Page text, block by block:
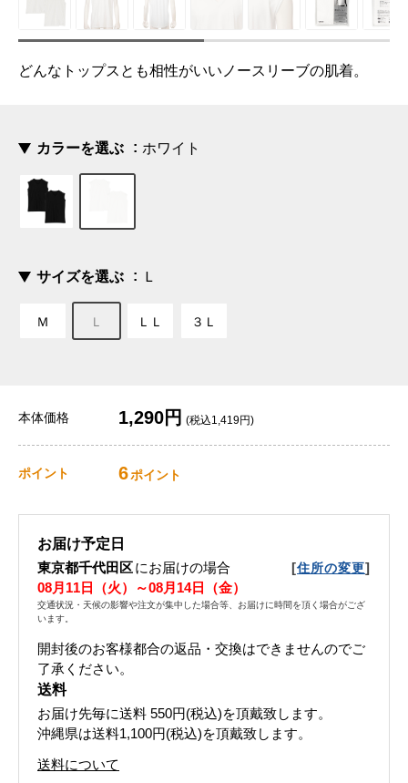
どんなトップスとも相性がいいノースリーブの肌着。
カラーを選ぶ ホワイト
サイズを選ぶ Ｌ
Ｍ Ｌ ＬＬ ３Ｌ
本体価格 1,290円 (税込1,419円)
ポイント 6ポイント
お届け予定日
東京都千代田区にお届けの場合 [住所の変更]
08月11日（火）～08月14日（金）
交通状況・天候の影響や注文が集中した場合等、お届けに時間を頂く場合がござ
います。
開封後のお客様都合の返品・交換はできませんのでご
了承ください。
送料
お届け先毎に送料 550円(税込)を頂戴致します。
沖縄県は送料1,100円(税込)を頂戴致します。
送料について